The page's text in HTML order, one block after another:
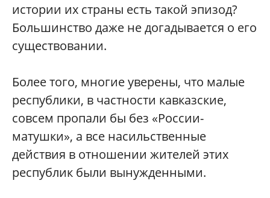
истории их страны есть такой эпизод?
Большинство даже не догадывается о его
существовании.
Более того, многие уверены, что малые
республики, в частности кавказские,
совсем пропали бы без «России-
матушки», а все насильственные
действия в отношении жителей этих
республик были вынужденными.